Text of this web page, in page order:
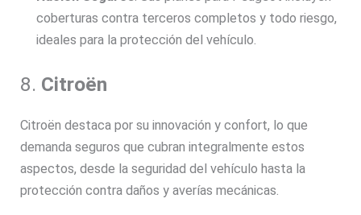
coberturas contra terceros completos y todo riesgo,
ideales para la protección del vehículo.
8. Citroën
Citroën destaca por su innovación y confort, lo que
demanda seguros que cubran integralmente estos
aspectos, desde la seguridad del vehículo hasta la
protección contra daños y averías mecánicas.